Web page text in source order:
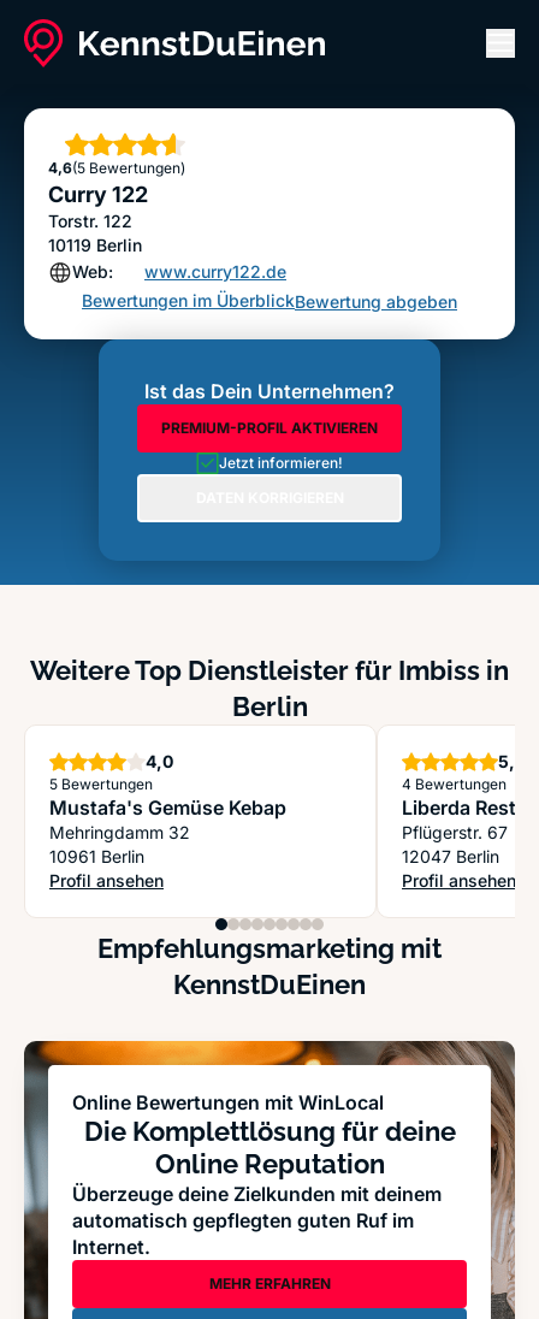
Curry 122
4,6
Sterne
(5 Bewertungen)
Curry 122
Torstr. 122
10119 Berlin
Web:
www.curry122.de
Bewertungen im ÜberblickBewertung abgeben
Ist das Dein Unternehmen?
PREMIUM-PROFIL AKTIVIEREN
Jetzt informieren!
Weitere Top Dienstleister für Imbiss in
Berlin
4,0Sterne
5 Bewertungen
Mustafa's Gemüse Kebap
Mehringdamm 32
10961 Berlin
Profil ansehen
: Mustafa's Gemüse Kebap
5,0
4 Bewertungen
Liberda
Pflügerstr. 67
12047 Berlin
Profil ansehen
: Liberda
Empfehlungsmarketing mit
KennstDuEinen
Online Bewertungen mit WinLocal
Die Komplettlösung für deine
Online Reputation
Überzeuge deine Zielkunden mit deinem
automatisch gepflegten guten Ruf im
Internet.
MEHR ERFAHREN